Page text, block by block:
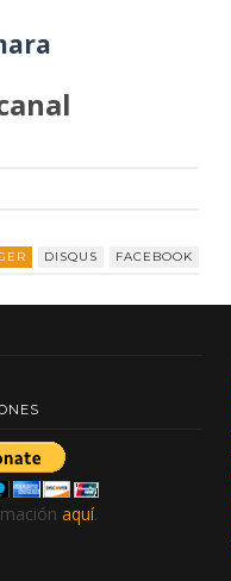
DISQUS FACEBOOK
aquí.